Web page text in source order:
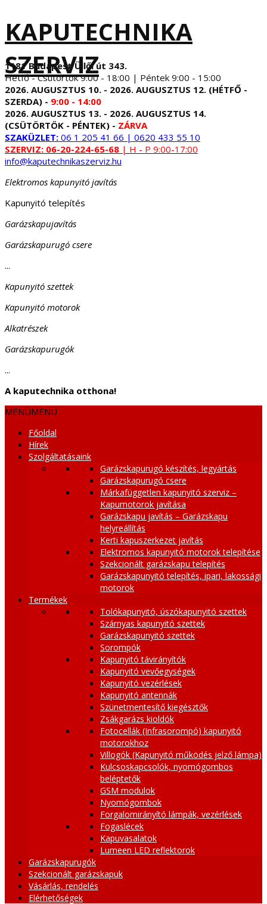
KAPUTECHNIKA
SZERVIZ
1181 Budapest Üllői út 343.
Hétfő - Csütörtök 9:00 - 18:00 | Péntek 9:00 - 15:00
2026. AUGUSZTUS 10. - 2026. AUGUSZTUS 12. (HÉTFŐ -
SZERDA) - 9:00 - 14:00
2026. AUGUSZTUS 13. - 2026. AUGUSZTUS 14.
(CSÜTÖRTÖK - PÉNTEK) - ZÁRVA
SZAKÜZLET: 06 1 205 41 66 | 0620 433 55 10
SZERVIZ: 06-20-224-65-68 | H - P 9:00-17:00
info@kaputechnikaszerviz.hu
Elektromos kapunyitó javítás
Kapunyitó telepítés
Garázskapujavítás
Garázskapurugó csere
...
Kapunyitó szettek
Kapunyitó motorok
Alkatrészek
Garázskapurugók
...
A kaputechnika otthona!
MENÜMENÜ
Főoldal
Hírek
Szolgáltatásaink
Garázskapurugó készítés, legyártás
Garázskapurugó csere
Márkafüggetlen kapunyitó szerviz –
Kapumotorok javítása
Garázskapu javítás – Garázskapu
helyreállítás
Kerti kapuszerkezet javítás
Elektromos kapunyitó motorok telepítése
Szekcionált garázskapu telepítés
Garázskapunyitó telepítés, ipari, lakossági
motorok
Termékek
Tolókapunyitó, úszókapunyitó szettek
Szárnyas kapunyitó szettek
Garázskapunyitó szettek
Sorompók
Kapunyitó távirányítók
Kapunyitó vevőegységek
Kapunyitó vezérlések
Kapunyitó antennák
Szünetmentesítő kiegésztők
Zsákgarázs kioldók
Fotocellák (Infrasorompó) kapunyitó
motorokhoz
Villogók (Kapunyitó működés jelző lámpa)
Kulcsoskapcsolók, nyomógombos
beléptetők
GSM modulok
Nyomógombok
Forgalomirányító lámpák, vezérlések
Fogaslécek
Kapuvasalatok
Lumeen LED reflektorok
Garázskapurugók
Szekcionált garázskapuk
Vásárlás, rendelés
Elérhetőségek